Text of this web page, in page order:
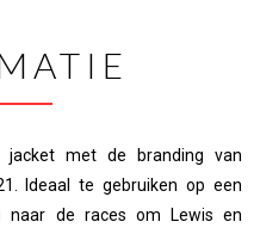
jacket met de branding van
Ideaal te gebruiken op een
naar de races om Lewis en